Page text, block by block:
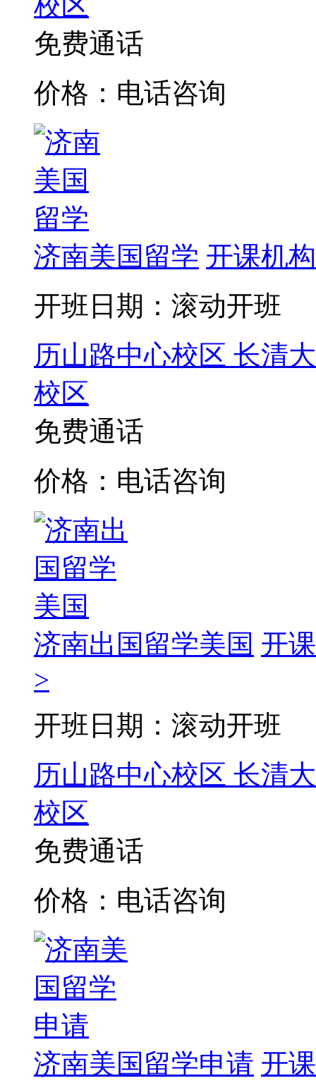
免费通话
价格：电话咨询
济南美国留学 开课机
开班日期：滚动开班
历山路中心校区 长清
校区
免费通话
价格：电话咨询
济南出国留学美国 开
>
开班日期：滚动开班
历山路中心校区 长清
校区
免费通话
价格：电话咨询
济南美国留学申请 开